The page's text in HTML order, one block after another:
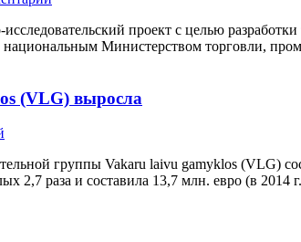
проект с целью
Министерством торговли,
(VLG) выросла
группы Vakaru laivu gamyklos (VLG)
2,7 раза и составила 13,7 млн. евро (в